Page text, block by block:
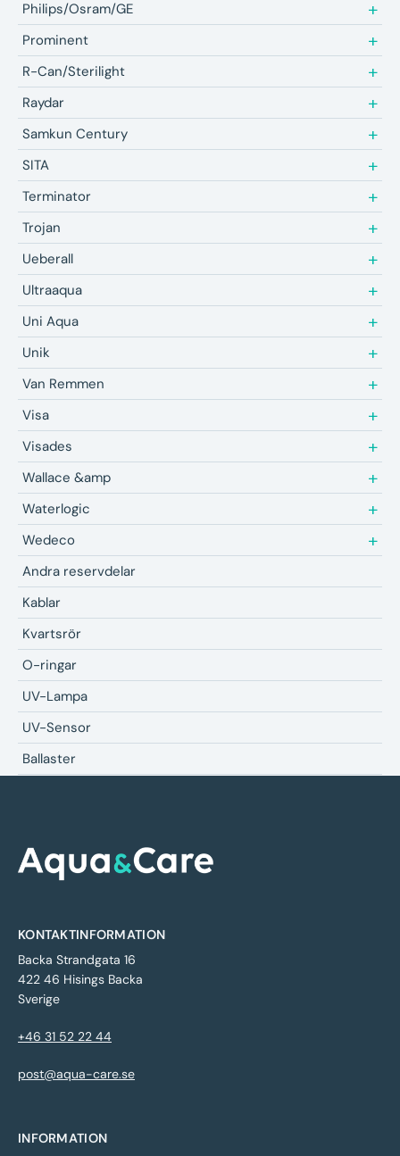
Andra reservdelar
Kablar
Kvartsrör
O-ringar
UV-Lampa
UV-Sensor
Ballaster
Philips/Osram/GE
Prominent
R-Can/Sterilight
Raydar
Samkun Century
SITA
Terminator
Trojan
Ueberall
Ultraaqua
Uni Aqua
Unik
Van Remmen
Visa
Visades
Wallace &amp
Waterlogic
Wedeco
KONTAKTINFORMATION
Backa Strandgata 16
422 46 Hisings Backa
Sverige
+46 31 52 22 44
post@aqua-care.se
INFORMATION